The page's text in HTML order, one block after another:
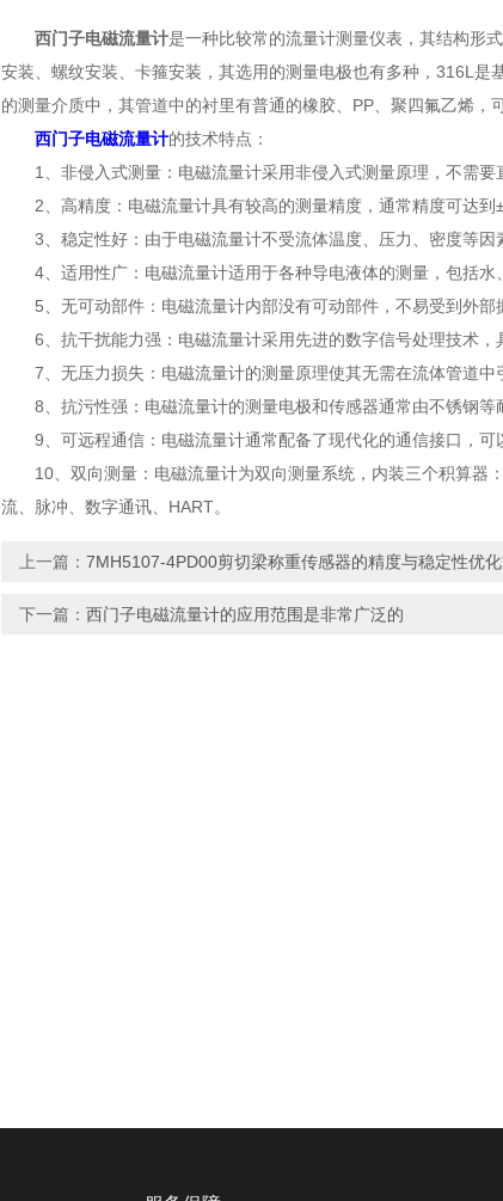
西门子电磁流量计是一种比较常的流量计测量仪表，其结构形
安装、螺纹安装、卡箍安装，其选用的测量电极也有多种，316L
的测量介质中，其管道中的衬里有普通的橡胶、PP、聚四氟乙烯，
西门子电磁流量计的技术特点：
1、非侵入式测量：电磁流量计采用非侵入式测量原理，不需要
2、高精度：电磁流量计具有较高的测量精度，通常精度可达到
3、稳定性好：由于电磁流量计不受流体温度、压力、密度等因
4、适用性广：电磁流量计适用于各种导电液体的测量，包括水
5、无可动部件：电磁流量计内部没有可动部件，不易受到外部
6、抗干扰能力强：电磁流量计采用先进的数字信号处理技术，
7、无压力损失：电磁流量计的测量原理使其无需在流体管道中
8、抗污性强：电磁流量计的测量电极和传感器通常由不锈钢等
9、可远程通信：电磁流量计通常配备了现代化的通信接口，可
10、双向测量：电磁流量计为双向测量系统，内装三个积算器
流、脉冲、数字通讯、HART。
上一篇： 7MH5107-4PD00剪切梁称重传感器的精度与稳定性优
下一篇： 西门子电磁流量计的应用范围是非常广泛的